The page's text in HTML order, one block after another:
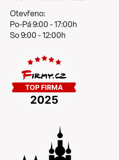
Otevřeno:
Po-Pá 9:00 - 17:00h
So 9:00 - 12:00h